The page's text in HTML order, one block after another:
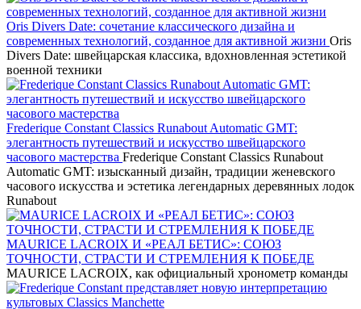
Oris Divers Date: сочетание классического дизайна и
современных технологий, созданное для активной жизни Oris
Divers Date: швейцарская классика, вдохновленная эстетикой
военной техники
Frederique Constant Classics Runabout Automatic GMT:
элегантность путешествий и искусство швейцарского
часового мастерства Frederique Constant Classics Runabout
Automatic GMT: изысканный дизайн, традиции женевского
часового искусства и эстетика легендарных деревянных лодок
Runabout
MAURICE LACROIX И «РЕАЛ БЕТИС»: СОЮЗ
ТОЧНОСТИ, СТРАСТИ И СТРЕМЛЕНИЯ К ПОБЕДЕ
MAURICE LACROIX, как официальный хронометр команды